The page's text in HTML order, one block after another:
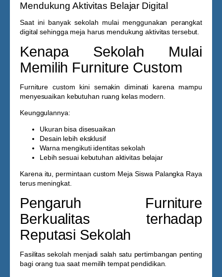
Mendukung Aktivitas Belajar Digital
Saat ini banyak sekolah mulai menggunakan perangkat
digital sehingga meja harus mendukung aktivitas tersebut.
Kenapa Sekolah Mulai
Memilih Furniture Custom
Furniture custom kini semakin diminati karena mampu
menyesuaikan kebutuhan ruang kelas modern.
Keunggulannya:
Ukuran bisa disesuaikan
Desain lebih eksklusif
Warna mengikuti identitas sekolah
Lebih sesuai kebutuhan aktivitas belajar
Karena itu, permintaan custom Meja Siswa Palangka Raya
terus meningkat.
Pengaruh Furniture
Berkualitas terhadap
Reputasi Sekolah
Fasilitas sekolah menjadi salah satu pertimbangan penting
bagi orang tua saat memilih tempat pendidikan.